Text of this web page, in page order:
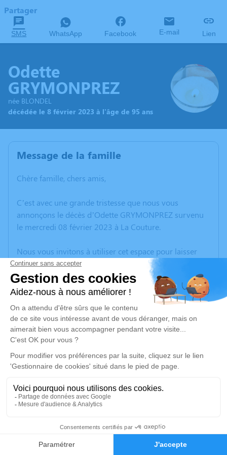
Faire-part Hommages
Partager
SMS WhatsApp Facebook E-mail Lien
Odette
GRYMONPREZ
née BLONDEL
décédée le 8 février 2023 à l'âge de 95 ans
Message de la famille
Chère famille, chers amis,
C’est avec une grande tristesse que nous vous
annonçons le décès d’Odette GRYMONPREZ survenu
le mercredi 08 février 2023 à La Couture.
Nous vous invitons à utiliser cet espace pour laisser
vos condoléances, partager des photos souvenirs, une
anecdote ou exprimer vos pensées à travers des
poèmes ou des textes. Cet endroit est un lieu
d'expression dédié à honorer la mémoire d’Odette
GRYMONPREZ.
Un service de plantation d’arbre hommage est
disponible ici
Cérémonie religieuse
Église Saint Pierre de La Couture
62136 La Couture